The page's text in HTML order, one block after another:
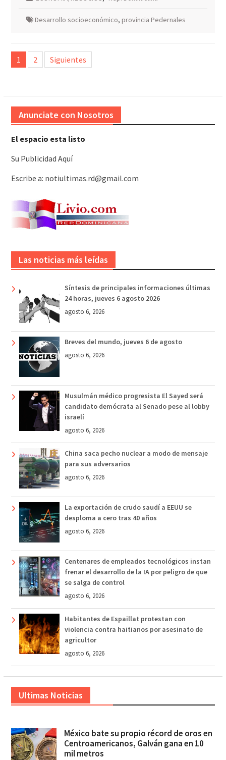
Desarrollo socioeconómico, provincia Pedernales
Paginación
de
1 2 Siguientes
Anunciate con Nosotros
El espacio esta listo
Su Publicidad Aquí
Escribe a: notiultimas.rd@gmail.com
Las noticias más leídas
Síntesis de principales informaciones últimas
24 horas, jueves 6 agosto 2026
agosto 6, 2026
Breves del mundo, jueves 6 de agosto
agosto 6, 2026
Musulmán médico progresista El Sayed será
candidato demócrata al Senado pese al lobby
israelí
agosto 6, 2026
China saca pecho nuclear a modo de mensaje
para sus adversarios
agosto 6, 2026
La exportación de crudo saudí a EEUU se
desploma a cero tras 40 años
agosto 6, 2026
Centenares de empleados tecnológicos instan
frenar el desarrollo de la IA por peligro de que
se salga de control
agosto 6, 2026
Habitantes de Espaillat protestan con
violencia contra haitianos por asesinato de
agricultor
agosto 6, 2026
Ultimas Noticias
México bate su propio récord de oros en
Centroamericanos, Galván gana en 10
mil metros